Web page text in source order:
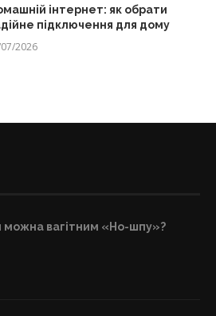
інтернет: як обрати
підключення для дому
2026
можна вагітним «Но-шпу»?